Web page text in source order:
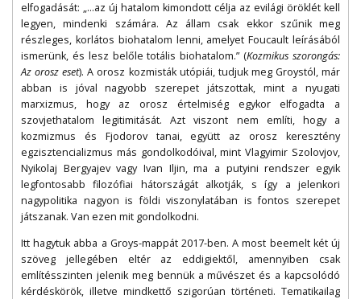
elfogadását: „…az új hatalom kimondott célja az evilági öröklét kell
legyen, mindenki számára. Az állam csak ekkor szűnik meg
részleges, korlátos biohatalom lenni, amelyet Foucault leírásából
ismerünk, és lesz belőle totális biohatalom.” (Kozmikus szorongás:
Az orosz eset). A orosz kozmisták utópiái, tudjuk meg Groystól, már
abban is jóval nagyobb szerepet játszottak, mint a nyugati
marxizmus, hogy az orosz értelmiség egykor elfogadta a
szovjethatalom legitimitását. Azt viszont nem említi, hogy a
kozmizmus és Fjodorov tanai, együtt az orosz keresztény
egzisztencializmus más gondolkodóival, mint Vlagyimir Szolovjov,
Nyikolaj Bergyajev vagy Ivan Iljin, ma a putyini rendszer egyik
legfontosabb filozófiai hátországát alkotják, s így a jelenkori
nagypolitika nagyon is földi viszonylatában is fontos szerepet
játszanak. Van ezen mit gondolkodni.
Itt hagytuk abba a Groys-mappát 2017-ben. A most beemelt két új
szöveg jellegében eltér az eddigiektől, amennyiben csak
említésszinten jelenik meg bennük a művészet és a kapcsolódó
kérdéskörök, illetve mindkettő szigorúan történeti. Tematikailag